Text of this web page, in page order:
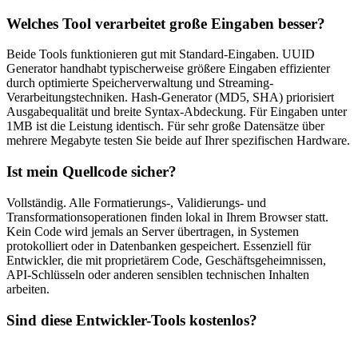
Welches Tool verarbeitet große Eingaben besser?
Beide Tools funktionieren gut mit Standard-Eingaben. UUID
Generator handhabt typischerweise größere Eingaben effizienter
durch optimierte Speicherverwaltung und Streaming-
Verarbeitungstechniken. Hash-Generator (MD5, SHA) priorisiert
Ausgabequalität und breite Syntax-Abdeckung. Für Eingaben unter
1MB ist die Leistung identisch. Für sehr große Datensätze über
mehrere Megabyte testen Sie beide auf Ihrer spezifischen Hardware.
Ist mein Quellcode sicher?
Vollständig. Alle Formatierungs-, Validierungs- und
Transformationsoperationen finden lokal in Ihrem Browser statt.
Kein Code wird jemals an Server übertragen, in Systemen
protokolliert oder in Datenbanken gespeichert. Essenziell für
Entwickler, die mit proprietärem Code, Geschäftsgeheimnissen,
API-Schlüsseln oder anderen sensiblen technischen Inhalten
arbeiten.
Sind diese Entwickler-Tools kostenlos?